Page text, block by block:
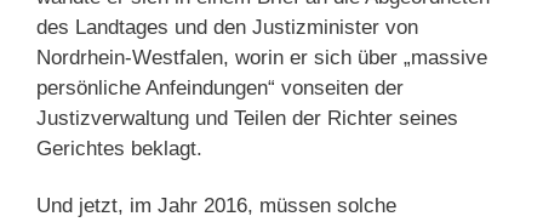
des Landtages und den Justizminister von
Nordrhein-Westfalen, worin er sich über „massive
persönliche Anfeindungen“ vonseiten der
Justizverwaltung und Teilen der Richter seines
Gerichtes beklagt.
Und jetzt, im Jahr 2016, müssen solche